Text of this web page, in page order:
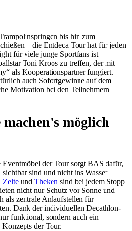
bis hin zum
– die Entdeca Tour hat für jeden
für viele junge Sportfans ist
Toni Kroos zu treffen, der mit
als Kooperationspartner fungiert.
auch Sofortgewinne auf dem
Motivation bei den Teilnehmern
möglich
der Tour sorgt BAS dafür,
sichtbar sind und nicht ins Wasser
Zelte und Theken sind bei jedem Stopp
nicht nur Schutz vor Sonne und
als zentrale Anlaufstellen für
Dank der individuellen Decathlon-
funktional, sondern auch ein
der Tour.